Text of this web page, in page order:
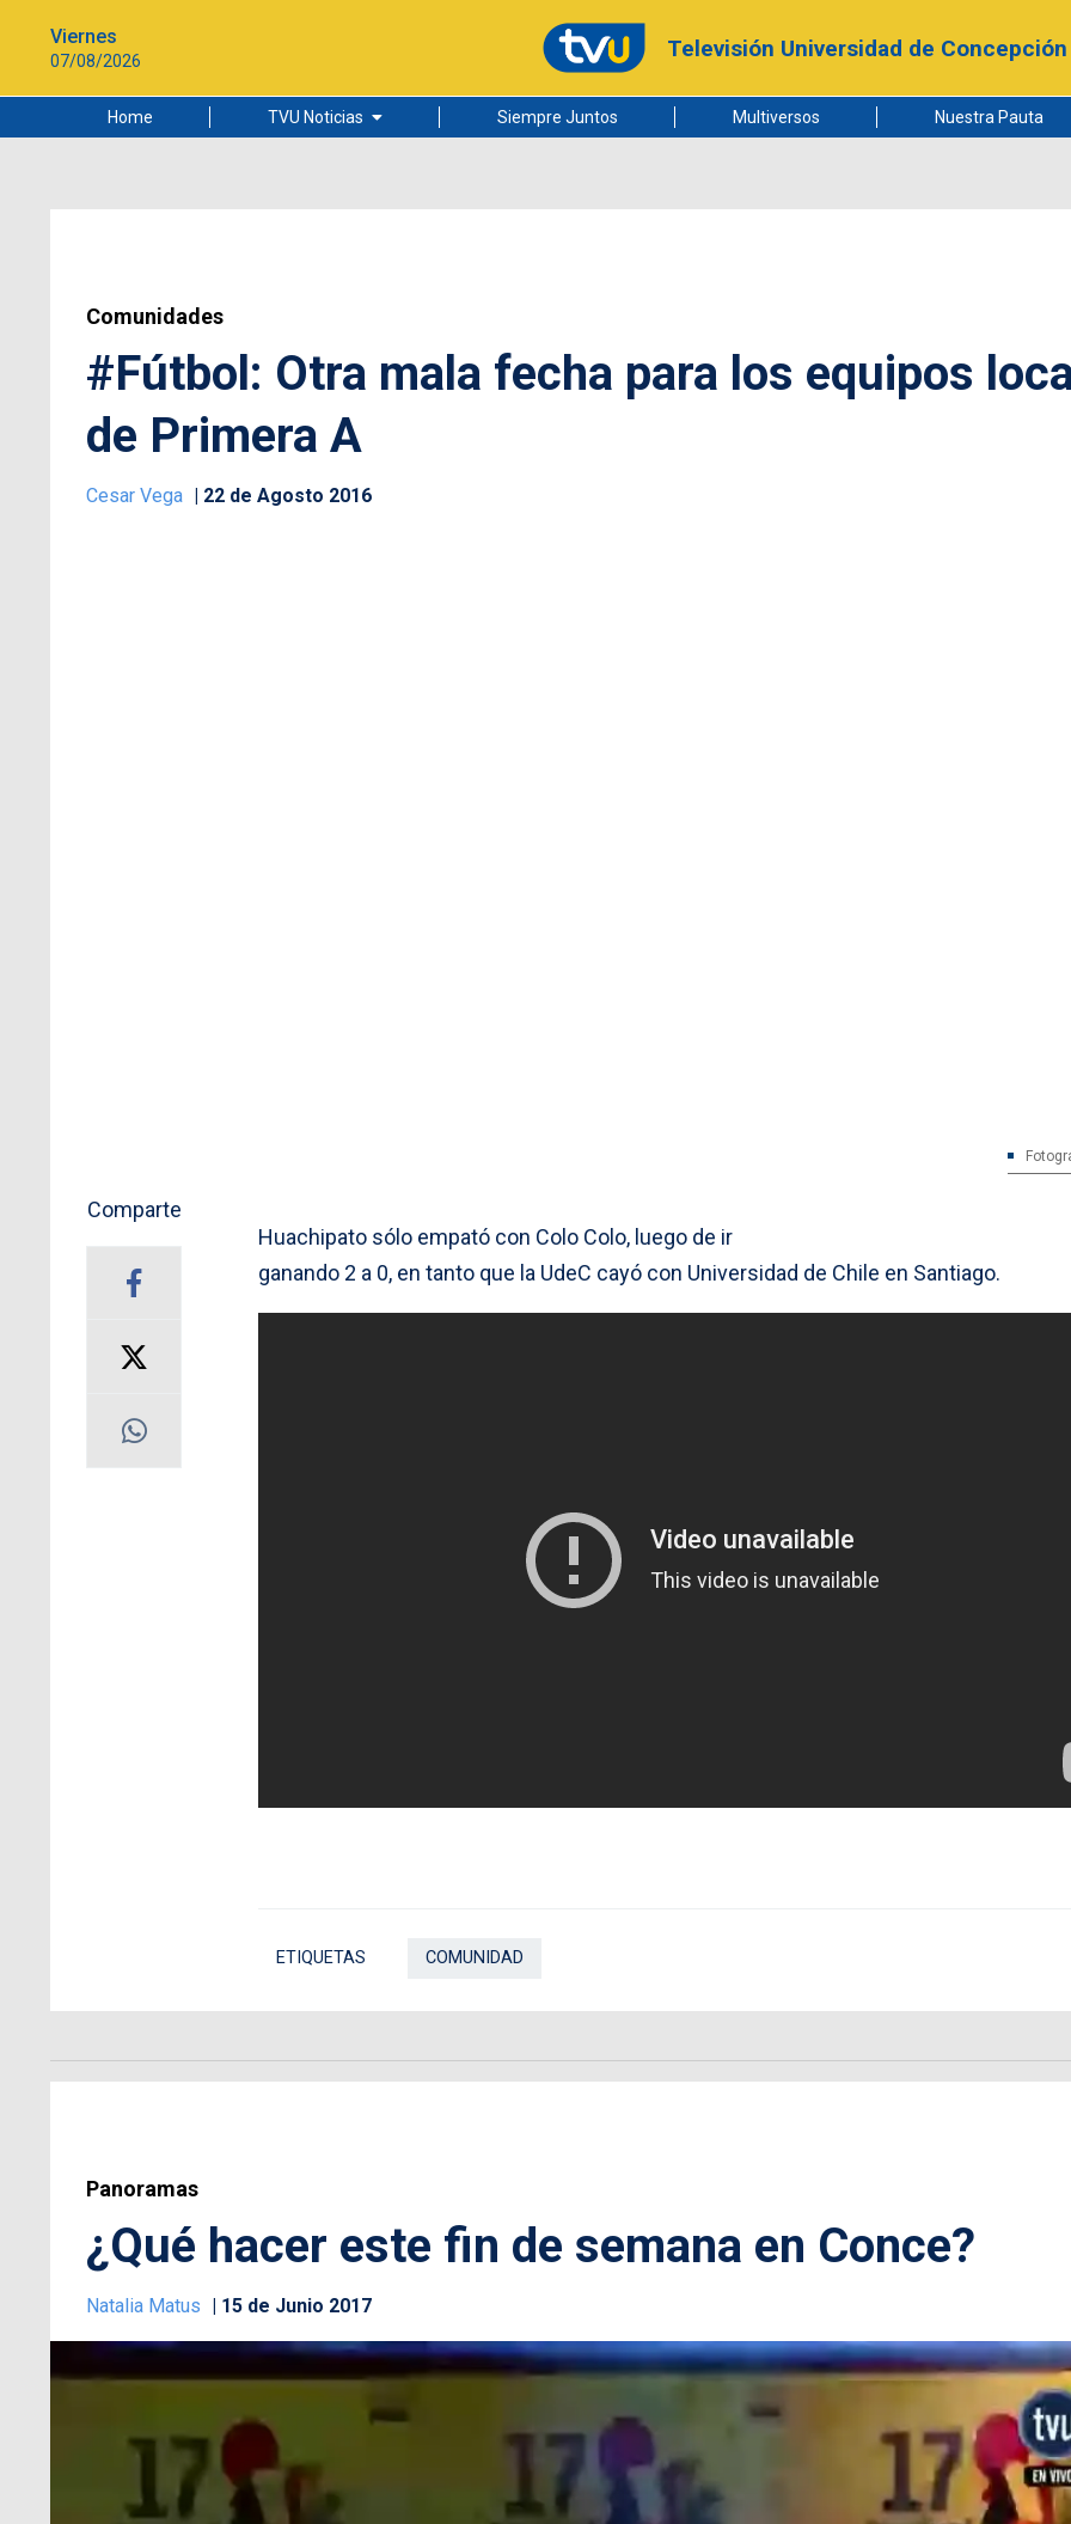
Viernes
07/08/2026 Televisión Universidad de Concepción
Home TVU Noticias
Ciudad
Siempre Juntos Multiversos Nuestra Pauta
Comunidades
#Fútbol: Otra mala fecha para los equipos
de Primera A
Cesar Vega 22 de Agosto 2016
Comparte
Huachipato sólo empató con Colo Colo, luego de ir
ganando 2 a 0, en tanto que la UdeC cayó con Universidad de Chile en Santiago.
ETIQUETAS COMUNIDAD
Panoramas
¿Qué hacer este fin de semana en Conce?
Natalia Matus 15 de Junio 2017